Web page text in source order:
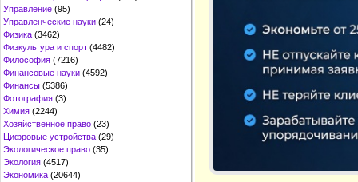
Управление (95)
Управленческие науки (24)
Физика (3462)
Физкультура и спорт (4482)
Философия (7216)
Финансовые науки (4592)
Финансы (5386)
Фотография (3)
Химия (2244)
Хозяйственное право (23)
Цифровые устройства (29)
Экологическое право (35)
Экология (4517)
Экономика (20644)